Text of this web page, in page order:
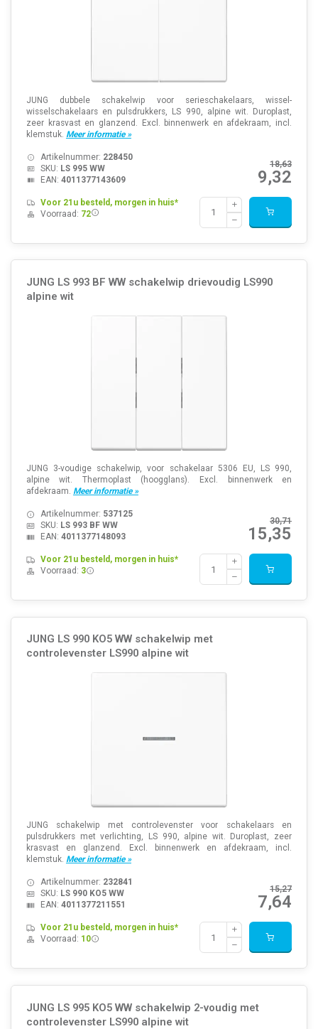
JUNG dubbele schakelwip voor serieschakelaars, wissel-
wisselschakelaars en pulsdrukkers, LS 990, alpine wit. Duroplast,
zeer krasvast en glanzend. Excl. binnenwerk en afdekraam, incl.
klemstuk. Meer informatie »
18,63
9,32
Artikelnummer: 228450
SKU: LS 995 WW
EAN: 4011377143609
Voor 21u besteld, morgen in huis*
Voorraad: 72
JUNG LS 993 BF WW schakelwip drievoudig LS990
alpine wit
JUNG 3-voudige schakelwip, voor schakelaar 5306 EU, LS 990,
alpine wit. Thermoplast (hoogglans). Excl. binnenwerk en
afdekraam. Meer informatie »
30,71
15,35
Artikelnummer: 537125
SKU: LS 993 BF WW
EAN: 4011377148093
Voor 21u besteld, morgen in huis*
Voorraad: 3
JUNG LS 990 KO5 WW schakelwip met
controlevenster LS990 alpine wit
JUNG schakelwip met controlevenster voor schakelaars en
pulsdrukkers met verlichting, LS 990, alpine wit. Duroplast, zeer
krasvast en glanzend. Excl. binnenwerk en afdekraam, incl.
klemstuk. Meer informatie »
15,27
7,64
Artikelnummer: 232841
SKU: LS 990 KO5 WW
EAN: 4011377211551
Voor 21u besteld, morgen in huis*
Voorraad: 10
JUNG LS 995 KO5 WW schakelwip 2-voudig met
controlevenster LS990 alpine wit